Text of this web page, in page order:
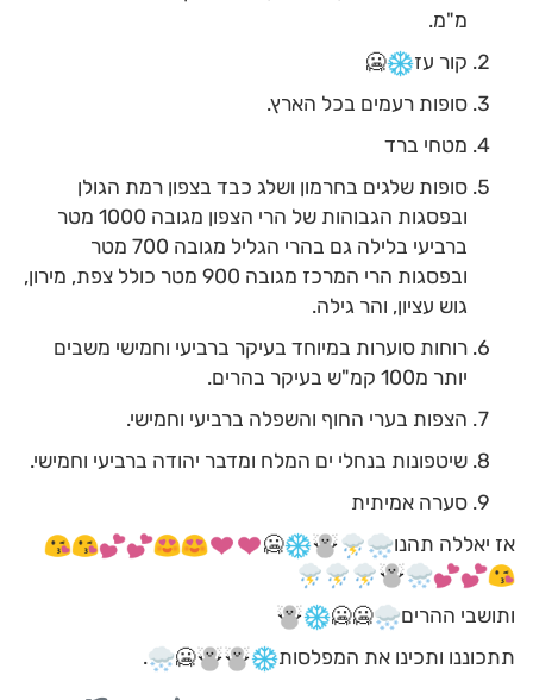
מ"מ.
קור עז
🥶
סופות רעמים בכל הארץ.
מטחי ברד
סופות שלגים בחרמון ושלג כבד בצפון רמת הגולן
ובפסגות הגבוהות של הרי הצפון מגובה 1000 מטר
ברביעי בלילה גם בהרי הגליל מגובה 700 מטר
ובפסגות הרי המרכז מגובה 900 מטר כולל צפת, מירון,
גוש עציון, והר גילה.
רוחות סוערות במיוחד בעיקר ברביעי וחמישי משבים
יותר מ100 קמ"ש בעיקר בהרים.
הצפות בערי החוף והשפלה ברביעי וחמישי.
שיטפונות בנחלי ים המלח ומדבר יהודה ברביעי וחמישי.
סערה אמיתית
אז יאללה תהנו
🥶
ותושבי ההרים
🥶🥶
תתכוננו ותכינו את המפלסות
️🥶
.